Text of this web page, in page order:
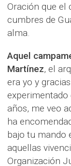
Oración que el
cumbres de
alma.
Aquel
Martínez, el
era yo y
años, me veo
ha
bajo tu mando
aquellas
Organización